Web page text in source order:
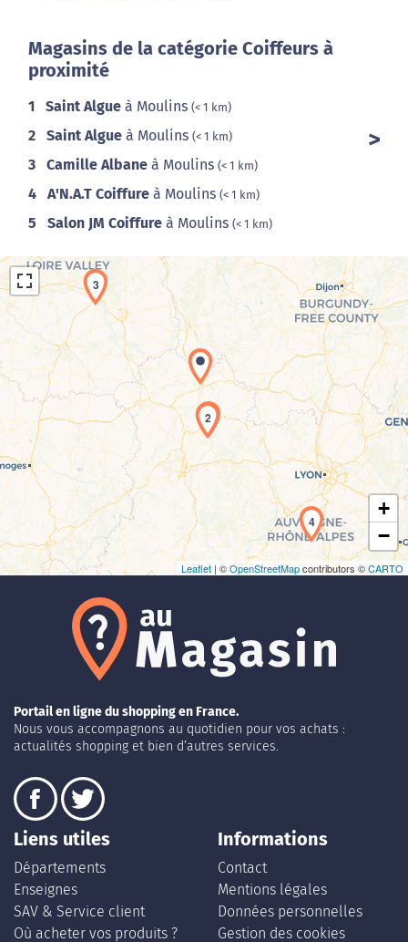
Magasins de la catégorie Coiffeurs à
proximité
1 Saint Algue à Moulins (< 1 km)
2 Saint Algue à Moulins (< 1 km)
3 Camille Albane à Moulins (< 1 km)
4 A'N.A.T Coiffure à Moulins (< 1 km)
5 Salon JM Coiffure à Moulins (< 1 km)
Chargement de la carte en cours...
1
2
3
4
+
−
Leaflet | ©OpenStreetMapcontributors ©CARTO
Portail en ligne du shopping en France.
Nous vous accompagnons au quotidien pour vos achats :
actualités shopping et bien d’autres services.
Liens utiles
Départements
Enseignes
SAV & Service client
Où acheter vos produits ?
Informations
Contact
Mentions légales
Données personnelles
Gestion des cookies